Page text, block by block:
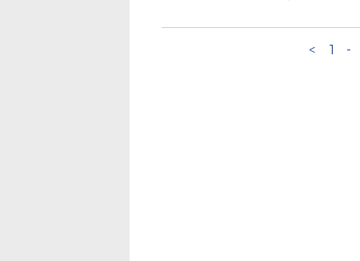
< 1 -